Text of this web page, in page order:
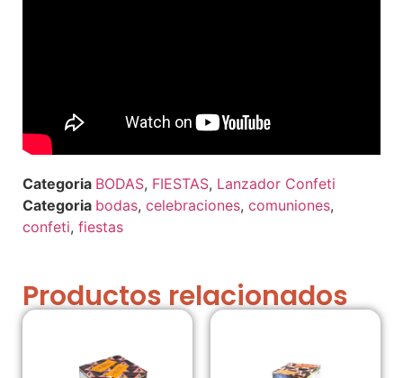
BODAS, FIESTAS, Lanzador Confeti
bodas, celebraciones, comuniones,
confeti, fiestas
Productos relacionados